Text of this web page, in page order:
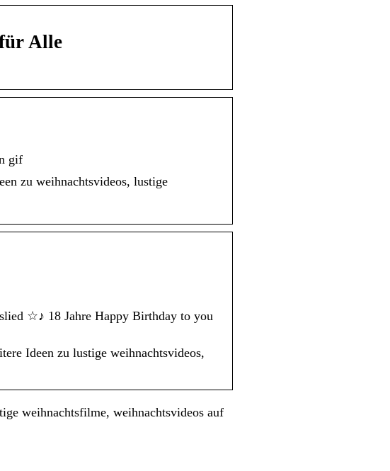
Alle
gif
zu weihnachtsvideos, lustige
☆♪ 18 Jahre Happy Birthday to you
Ideen zu lustige weihnachtsvideos,
weihnachtsfilme, weihnachtsvideos auf